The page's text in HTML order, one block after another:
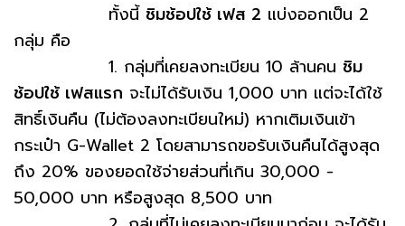
ทั้งนี้ ชิมช้อปใช้ เฟส 2 แบ่งออกเป็น 2
กลุ่ม คือ
1. กลุ่มที่เคยลงทะเบียน 10 ล้านคน ชิม
ช้อปใช้ เฟสแรก จะไม่ได้รับเงิน 1,000 บาท แต่จะได้ใช้
สิทธิ์เงินคืน (ไม่ต้องลงทะเบียนใหม่) หากเติมเงินเข้า
กระเป๋า G-Wallet 2 โดยสามารถขอรับเงินคืนได้สูงสุด
ถึง 20% ของยอดใช้จ่ายส่วนที่เกิน 30,000 -
50,000 บาท หรือสูงสุด 8,500 บาท